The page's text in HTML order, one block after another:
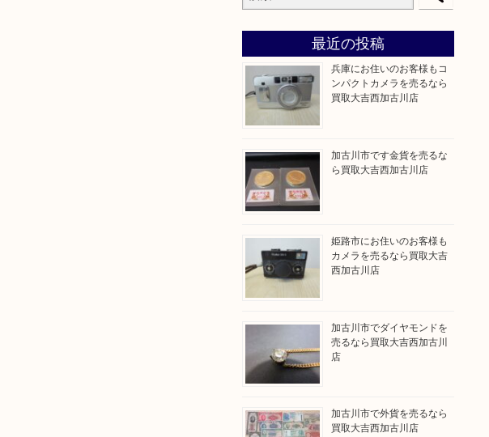
最近の投稿
兵庫にお住いのお客様もコ
ンパクトカメラを売るなら
買取大吉西加古川店
加古川市です金貨を売るな
ら買取大吉西加古川店
姫路市にお住いのお客様も
カメラを売るなら買取大吉
西加古川店
加古川市でダイヤモンドを
売るなら買取大吉西加古川
店
加古川市で外貨を売るなら
買取大吉西加古川店